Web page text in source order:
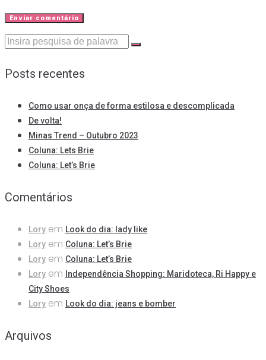
Procurar:
Posts recentes
Como usar onça de forma estilosa e descomplicada
De volta!
Minas Trend – Outubro 2023
Coluna: Lets Brie
Coluna: Let’s Brie
Comentários
Lory em Look do dia: lady like
Lory em Coluna: Let’s Brie
Lory em Coluna: Let’s Brie
Lory em
Independência Shopping: Maridoteca, Ri Happy e
City Shoes
Lory em Look do dia: jeans e bomber
Arquivos